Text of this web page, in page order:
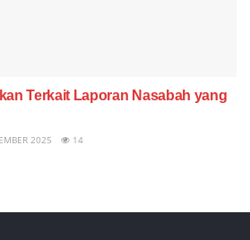
Terkait Laporan Nasabah yang
2025 14